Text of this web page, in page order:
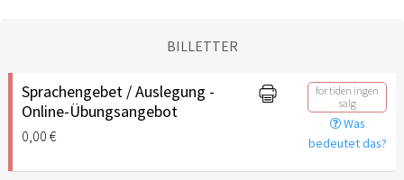
BILLETTER
Sprachengebet / Auslegung -
Online-Übungsangebot
0,00 €
for tiden ingen
salg
Was
bedeutet das?